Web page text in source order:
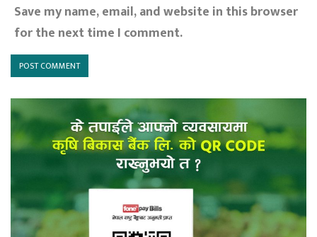
Save my name, email, and website in this browser
for the next time I comment.